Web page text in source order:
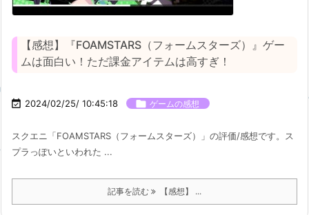
【感想】『FOAMSTARS（フォームスターズ）』ゲー
ムは面白い！ただ課金アイテムは高すぎ！
 2024/02/25/ 10:45:18  ゲームの感想
スクエニ「FOAMSTARS（フォームスターズ）」の評価/感想です。ス
プラっぽいといわれた ...
記事を読む 【感想】 ...